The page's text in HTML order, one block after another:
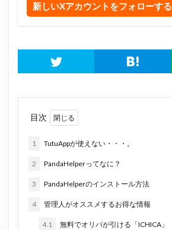
新しいXアカウントをフォローする
目次
1 TutuAppが使えない・・・。
2 PandaHelperってなに？
3 PandaHelperのインストール方法
4 管理人がオススメするお得な情報
4.1 無料でオリパが引ける「ICHICA」